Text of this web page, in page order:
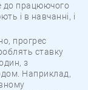
до працюючого
і в навчанні, і
прогрес
ставку
з
Наприклад,